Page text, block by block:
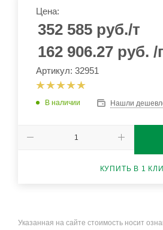
Цена:
352 585 руб./т
162 906.27 руб. /
Артикул: 32951
В наличии Нашли
КУПИТЬ В 1
Указанная на сайте стоимость носит